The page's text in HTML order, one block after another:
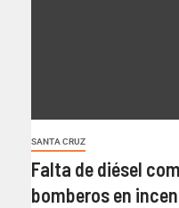
SANTA CRUZ
Falta de diésel
bomberos en